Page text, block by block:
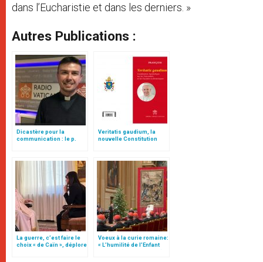
dans l’Eucharistie et dans les derniers. »
Autres Publications :
Dicastère pour la
communication : le p.
Veritatis gaudium, la
nouvelle Constitution
La guerre, c’est faire le
choix « de Caïn », déplore
Voeux à la curie romaine:
« L’humilité de l’Enfant
Jésus » (texte complet)